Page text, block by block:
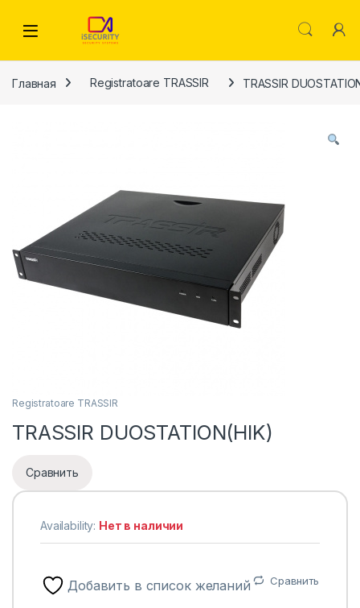
Главная Registratoare TRASSIR TRASSIR
Registratoare TRASSIR
TRASSIR DUOSTATION(HIK)
Сравнить
Availability: Нет в наличии
Добавить в список желаний Сравнить